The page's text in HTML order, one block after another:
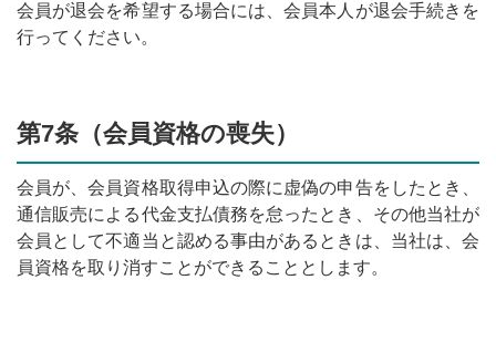
会員が退会を希望する場合には、会員本人が退会手続きを
行ってください。
第7条（会員資格の喪失）
会員が、会員資格取得申込の際に虚偽の申告をしたとき、
通信販売による代金支払債務を怠ったとき、その他当社が
会員として不適当と認める事由があるときは、当社は、会
員資格を取り消すことができることとします。